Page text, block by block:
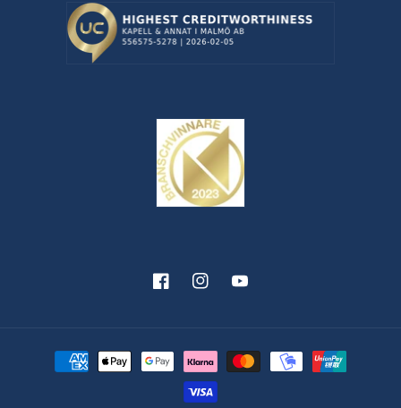
FacebookInstagramYouTube
Betalningsmetoder